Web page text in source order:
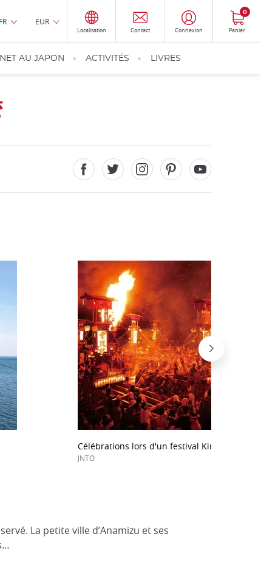
FR EUR
Localisation Contact Connexion Panier
0
AU JAPON ACTIVITÉS LIVRES
Célébrations lors d'un festival Kiriko à Noto
JNTO
La petite ville d’Anamizu et ses